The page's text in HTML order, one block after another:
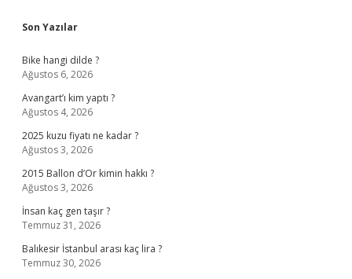
Sidebar
Son Yazılar
Bike hangi dilde ?
Ağustos 6, 2026
Avangart’ı kim yaptı ?
Ağustos 4, 2026
2025 kuzu fiyatı ne kadar ?
Ağustos 3, 2026
2015 Ballon d’Or kimin hakkı ?
Ağustos 3, 2026
İnsan kaç gen taşır ?
Temmuz 31, 2026
Balıkesir İstanbul arası kaç lira ?
Temmuz 30, 2026